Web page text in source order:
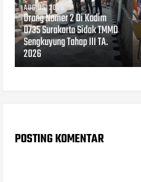
AUG 05, 2026
Orang Nomer 2 Di Kodim
0735 Surakarta Sidak TMMD
Sengkuyung Tahap III TA.
2026
POSTING KOMENTAR